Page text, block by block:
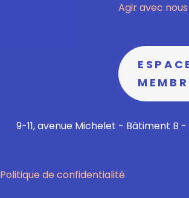
Agir avec nous
9-11, avenue Michelet - Bâtiment B -
Politique de confidentialité